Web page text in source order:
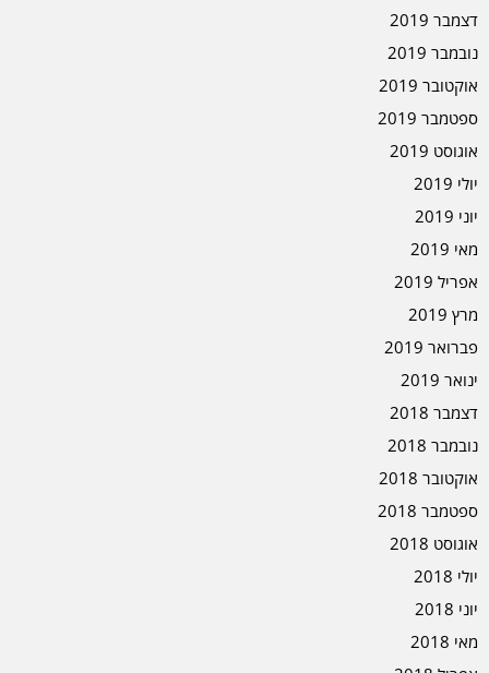
דצמבר 2019
נובמבר 2019
אוקטובר 2019
ספטמבר 2019
אוגוסט 2019
יולי 2019
יוני 2019
מאי 2019
אפריל 2019
מרץ 2019
פברואר 2019
ינואר 2019
דצמבר 2018
נובמבר 2018
אוקטובר 2018
ספטמבר 2018
אוגוסט 2018
יולי 2018
יוני 2018
מאי 2018